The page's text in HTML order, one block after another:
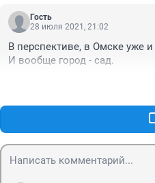
Гость
28 июля 2021, 21:02
В перспективе, в Омске уже
И вообще город - сад.